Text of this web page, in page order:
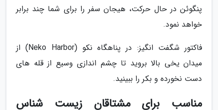
پنگوئن در حال حرکت، هیجان سفر را برای شما چند برابر
خواهد نمود.
فاکتور شگفت انگیز: در پناهگاه نکو (Neko Harbor) از
میدان یخی بالا بروید تا چشم اندازی وسیع از قله های
دست نخورده و بکر را ببینید.
مناسب برای مشتاقان زیست شناس